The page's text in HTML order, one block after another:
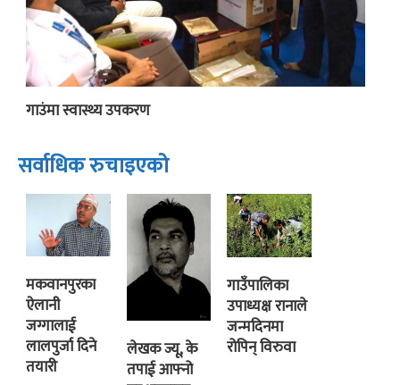
गाउंमा स्वास्थ्य उपकरण
सर्वाधिक रुचाइएको
मकवानपुरका
ऐलानी
जग्गालाई
लालपुर्जा दिने
तयारी
लेखक ज्यू, के
तपाई आफ्नो
गाउँपालिका
उपाध्यक्ष रानाले
जन्मदिनमा
रोपिन् विरुवा